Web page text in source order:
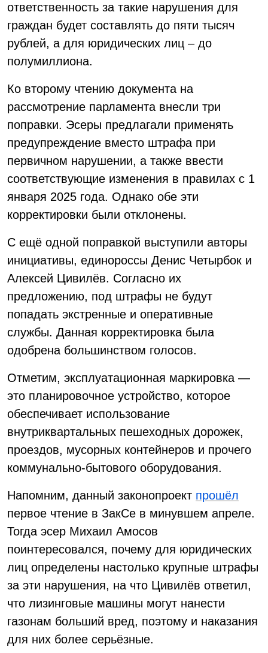
ответственность за такие нарушения для
граждан будет составлять до пяти тысяч
рублей, а для юридических лиц – до
полумиллиона.
Ко второму чтению документа на
рассмотрение парламента внесли три
поправки. Эсеры предлагали применять
предупреждение вместо штрафа при
первичном нарушении, а также ввести
соответствующие изменения в правилах с 1
января 2025 года. Однако обе эти
корректировки были отклонены.
С ещё одной поправкой выступили авторы
инициативы, единороссы Денис Четырбок и
Алексей Цивилёв. Согласно их
предложению, под штрафы не будут
попадать экстренные и оперативные
службы. Данная корректировка была
одобрена большинством голосов.
Отметим, эксплуатационная маркировка —
это планировочное устройство, которое
обеспечивает использование
внутриквартальных пешеходных дорожек,
проездов, мусорных контейнеров и прочего
коммунально-бытового оборудования.
Напомним, данный законопроект прошёл
первое чтение в ЗакСе в минувшем апреле.
Тогда эсер Михаил Амосов
поинтересовался, почему для юридических
лиц определены настолько крупные штрафы
за эти нарушения, на что Цивилёв ответил,
что лизинговые машины могут нанести
газонам больший вред, поэтому и наказания
для них более серьёзные.